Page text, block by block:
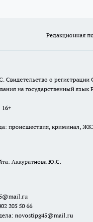
Редакционная
Свидетельство о
на государственный язык
16+
происшествия, криминал,
Аккуратнова Ю.С.
205 50 66
novostipg45@mail.ru